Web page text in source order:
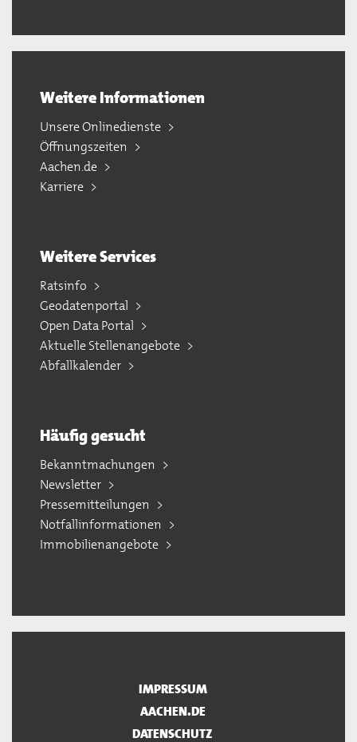
Weitere Informationen
Unsere Onlinedienste
Öffnungszeiten
Aachen.de
Karriere
Weitere Services
Ratsinfo
Geodatenportal
Open Data Portal
Aktuelle Stellenangebote
Abfallkalender
Häufig gesucht
Bekanntmachungen
Newsletter
Pressemitteilungen
Notfallinformationen
Immobilienangebote
IMPRESSUM
AACHEN.DE
DATENSCHUTZ